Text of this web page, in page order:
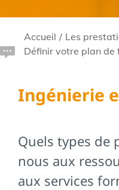
Accueil / Les
Définir votre plan de
Ingénierie
Quels types de
nous aux
aux services